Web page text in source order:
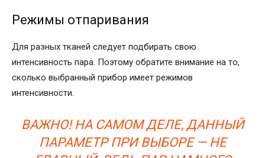
Режимы отпаривания
Для разных тканей следует подбирать свою
интенсивность пара. Поэтому обратите внимание на то,
сколько выбранный прибор имеет режимов
интенсивности.
ВАЖНО! НА САМОМ ДЕЛЕ, ДАННЫЙ
ПАРАМЕТР ПРИ ВЫБОРЕ — НЕ